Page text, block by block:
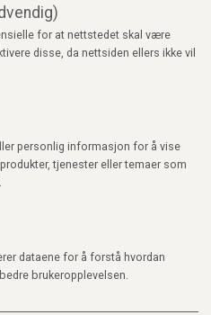
for at nettstedet skal være
disse, da nettsiden ellers ikke vil
personlig informasjon for å vise
tjenester eller temaer som
dataene for å forstå hvordan
brukeropplevelsen.